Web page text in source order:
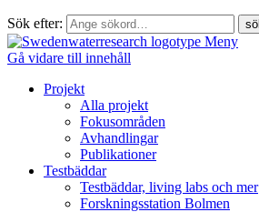
Sök efter:
Meny
Gå vidare till innehåll
Projekt
Alla projekt
Fokusområden
Avhandlingar
Publikationer
Testbäddar
Testbäddar, living labs och mer
Forskningsstation Bolmen